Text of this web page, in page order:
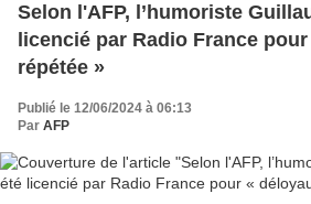
Selon l'AFP, l’humoriste
licencié par Radio France
répétée »
Publié le 12/06/2024 à 06:13
Par AFP